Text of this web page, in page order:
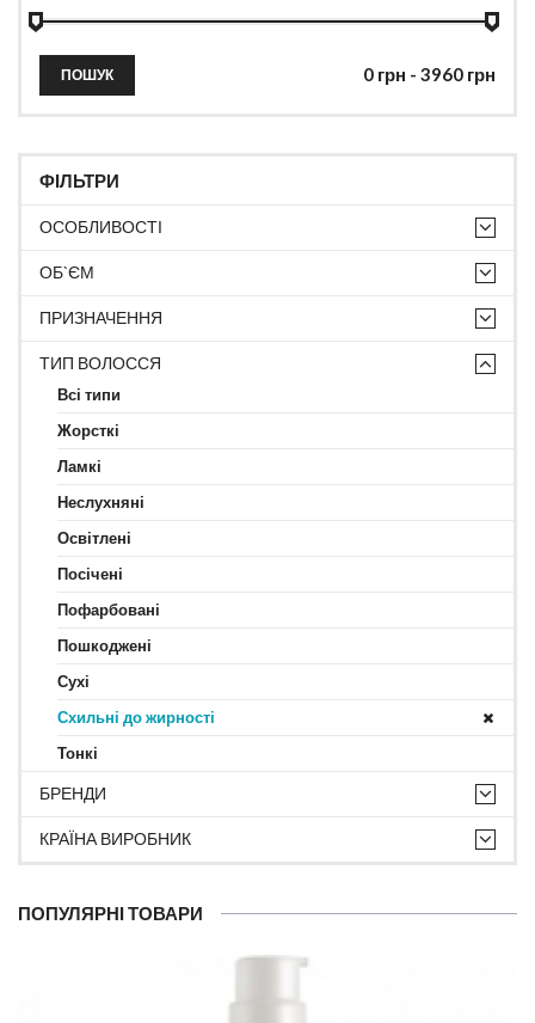
ПОШУК
ФІЛЬТРИ
ОСОБЛИВОСТІ
ОБ`ЄМ
ПРИЗНАЧЕННЯ
ТИП ВОЛОССЯ
Всі типи
Жорсткі
Ламкі
Неслухняні
Освітлені
Посічені
Пофарбовані
Пошкоджені
Сухі
Схильні до жирності
Тонкі
БРЕНДИ
КРАЇНА ВИРОБНИК
ПОПУЛЯРНІ ТОВАРИ